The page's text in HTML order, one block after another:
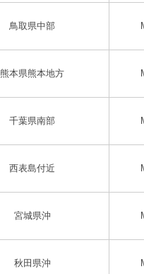
鳥取県中部
熊本県熊本地方
千葉県南部
西表島付近
宮城県沖
秋田県沖